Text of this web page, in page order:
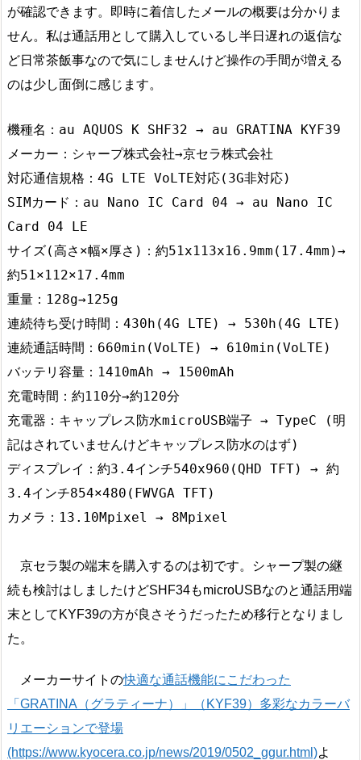
が確認できます。即時に着信したメールの概要は分かりま
せん。私は通話用として購入しているし半日遅れの返信な
ど日常茶飯事なので気にしませんけど操作の手間が増える
のは少し面倒に感じます。
機種名：au AQUOS K SHF32 → au GRATINA KYF39
メーカー：シャープ株式会社→京セラ株式会社
対応通信規格：4G LTE VoLTE対応(3G非対応)
SIMカード：au Nano IC Card 04 → au Nano IC
Card 04 LE
サイズ(高さ×幅×厚さ)：約51x113x16.9mm(17.4mm)→
約51×112×17.4mm
重量：128g→125g
連続待ち受け時間：430h(4G LTE) → 530h(4G LTE)
連続通話時間：660min(VoLTE) → 610min(VoLTE)
バッテリ容量：1410mAh → 1500mAh
充電時間：約110分→約120分
充電器：キャップレス防水microUSB端子 → TypeC (明
記はされていませんけどキャップレス防水のはず)
ディスプレイ：約3.4インチ540x960(QHD TFT) → 約
3.4インチ854×480(FWVGA TFT)
京セラ製の端末を購入するのは初です。シャープ製の継
続も検討はしましたけどSHF34もmicroUSBなのと通話用端
末としてKYF39の方が良さそうだったため移行となりまし
た。
メーカーサイトの快適な通話機能にこだわった
「GRATINA（グラティーナ）」（KYF39）多彩なカラーバ
リエーションで登場
(https://www.kyocera.co.jp/news/2019/0502_ggur.html)よ